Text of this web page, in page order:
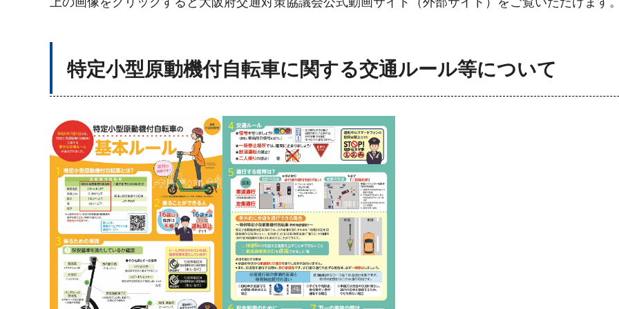
特定小型原動機付自転車に関する交通ルール等について